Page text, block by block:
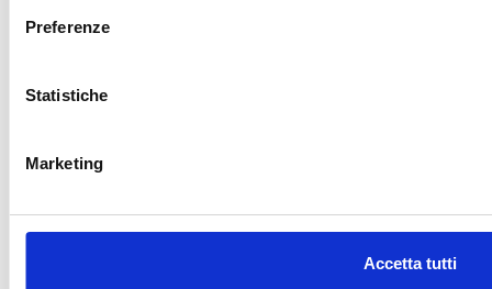
Preferenze
Statistiche
Marketing
Accetta tutti